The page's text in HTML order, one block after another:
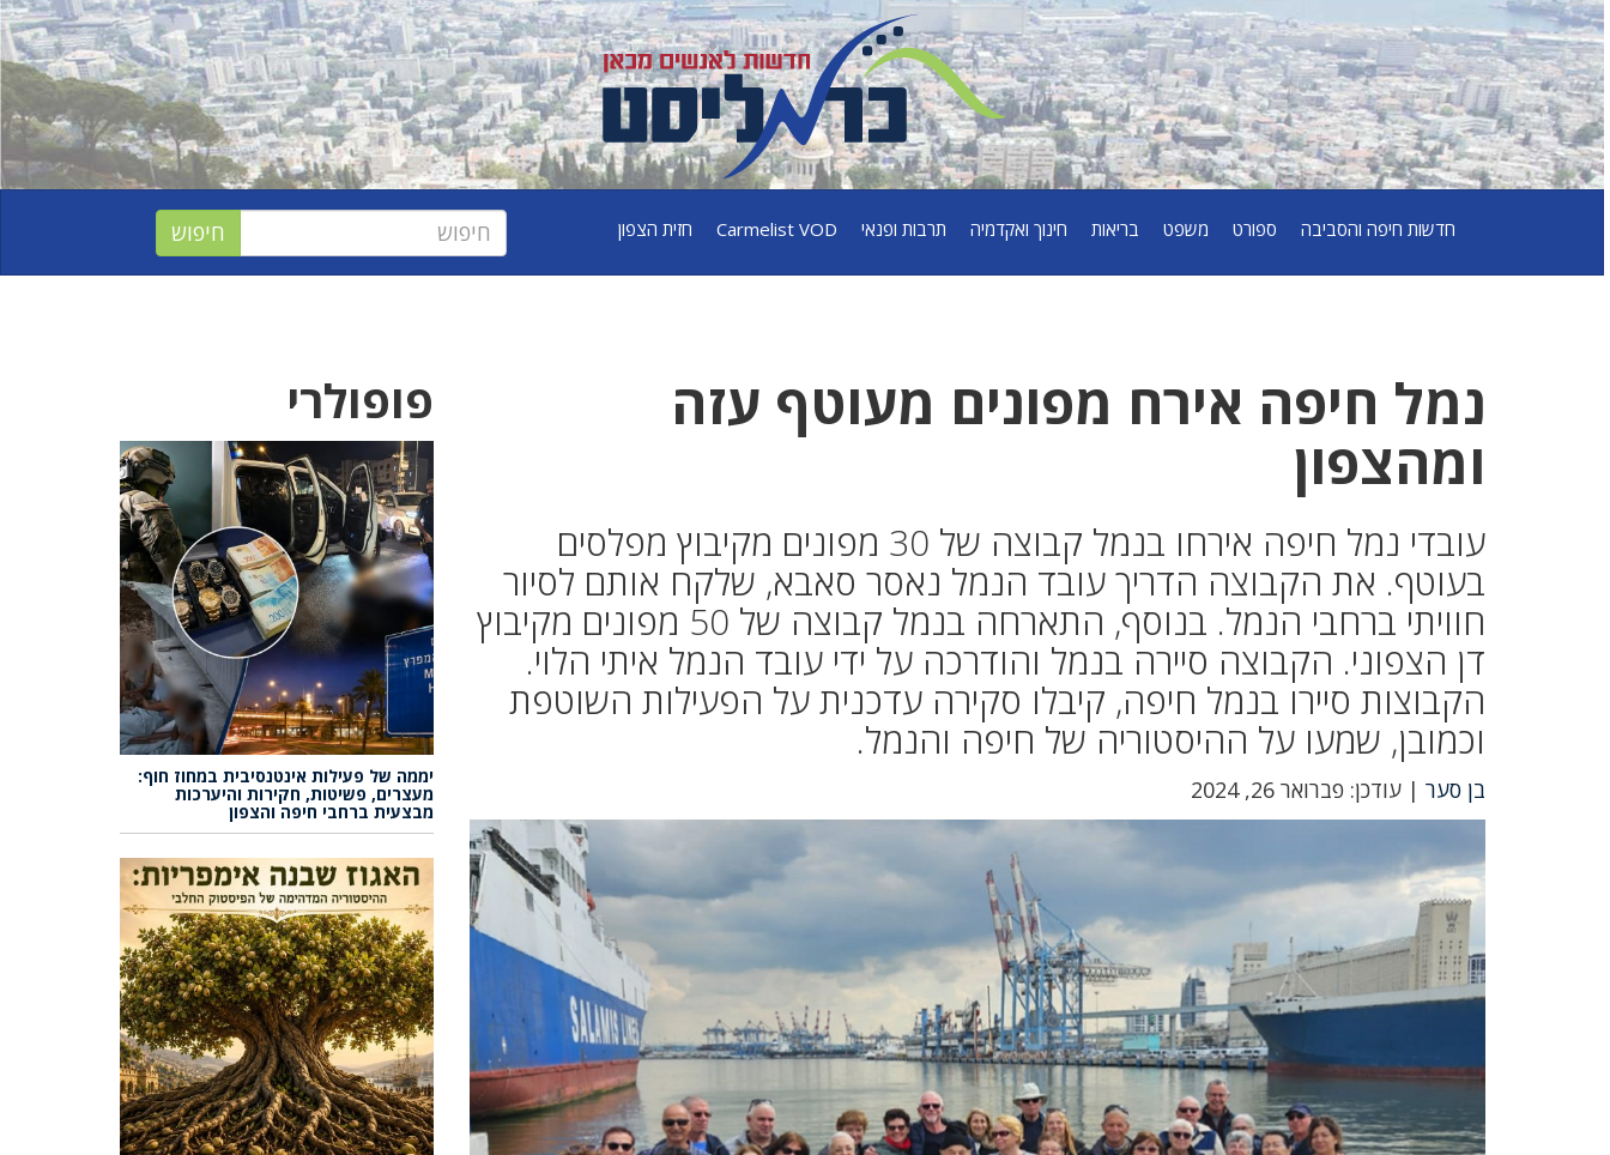
חדשות חיפה והסביבה ספורט משפט בריאות חינוך ואקדמיה תרבות ופנאי Carmelist VOD חזית הצפון
נמל חיפה אירח מפונים מעוטף עזה
ומהצפון
עובדי נמל חיפה אירחו בנמל קבוצה של 30 מפונים מקיבוץ מפלסים
בעוטף. את הקבוצה הדריך עובד הנמל נאסר סאבא, שלקח אותם לסיור
חוויתי ברחבי הנמל. בנוסף, התארחה בנמל קבוצה של 50 מפונים מקיבוץ
דן הצפוני. הקבוצה סיירה בנמל והודרכה על ידי עובד הנמל איתי הלוי.
הקבוצות סיירו בנמל חיפה, קיבלו סקירה עדכנית על הפעילות השוטפת
וכמובן, שמעו על ההיסטוריה של חיפה והנמל.
בן סער | עודכן: פברואר 26, 2024
פופולרי
יממה של פעילות אינטנסיבית במחוז חוף:
מעצרים, פשיטות, חקירות והיערכות
מבצעית ברחבי חיפה והצפון